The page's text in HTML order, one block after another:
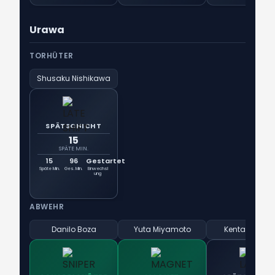
Urawa
TORHÜTER
Shusaku Nishikawa
SPÄTSCHICHT
15
SPÄTE MIN.
15
Späte Min.
96
Ges. Min.
Gestartet
Einwechsl
ung
ABWEHR
Danilo Boza Yuta Miyamoto Kenta